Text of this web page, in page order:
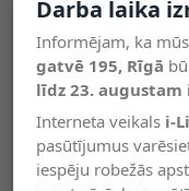
Salīdzināt
Vēlmju
saraksts
Darba laika
Informējam, ka
gatvē 195, Rīgā
līdz 23.
Interneta veikals i-
pasūtījumus
iespēju robežās